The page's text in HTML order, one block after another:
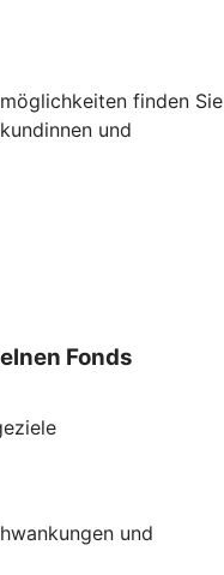
finden Sie
und
Fonds
und